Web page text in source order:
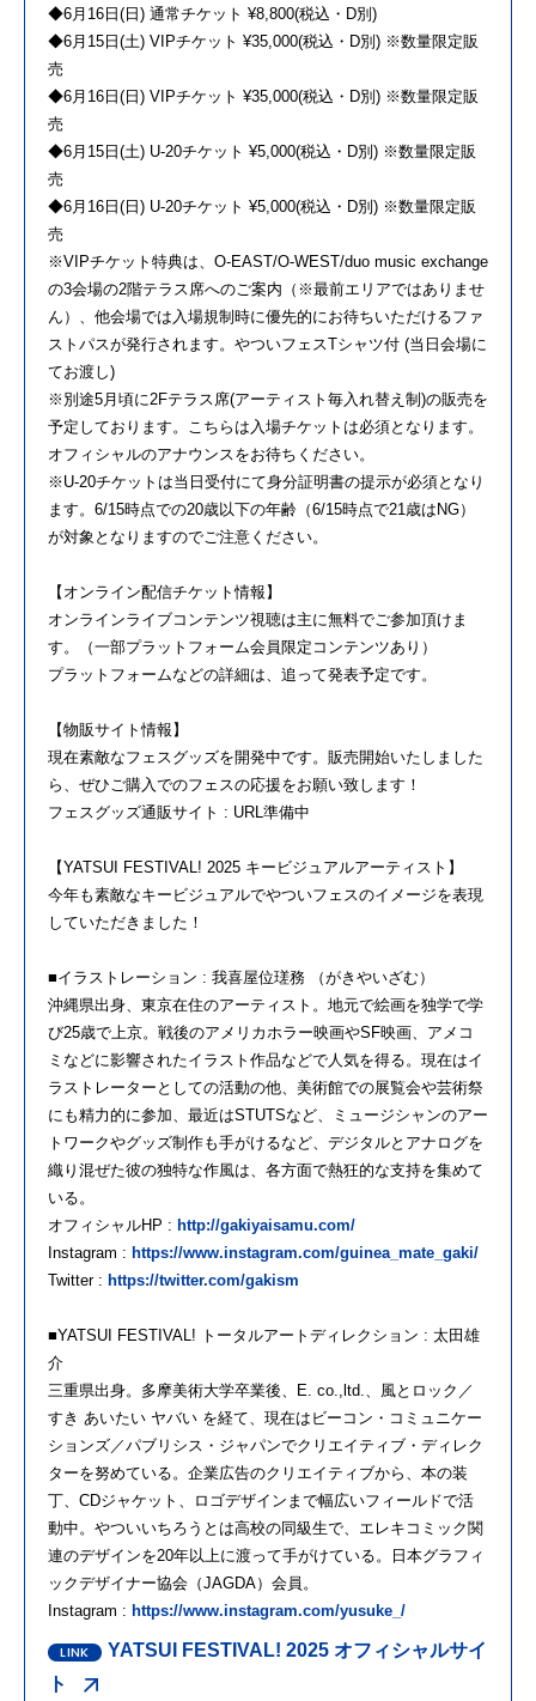
◆6月16日(日) 通常チケット ¥8,800(税込・D別)
◆6月15日(土) VIPチケット ¥35,000(税込・D別) ※数量限定販
売
◆6月16日(日) VIPチケット ¥35,000(税込・D別) ※数量限定販
売
◆6月15日(土) U-20チケット ¥5,000(税込・D別) ※数量限定販
売
◆6月16日(日) U-20チケット ¥5,000(税込・D別) ※数量限定販
売
※VIPチケット特典は、O-EAST/O-WEST/duo music exchange
の3会場の2階テラス席へのご案内（※最前エリアではありませ
ん）、他会場では入場規制時に優先的にお待ちいただけるファ
ストパスが発行されます。やついフェスTシャツ付 (当日会場に
てお渡し)
※別途5月頃に2Fテラス席(アーティスト毎入れ替え制)の販売を
予定しております。こちらは入場チケットは必須となります。
オフィシャルのアナウンスをお待ちください。
※U-20チケットは当日受付にて身分証明書の提示が必須となり
ます。6/15時点での20歳以下の年齢（6/15時点で21歳はNG）
が対象となりますのでご注意ください。
【オンライン配信チケット情報】
オンラインライブコンテンツ視聴は主に無料でご参加頂けま
す。（一部プラットフォーム会員限定コンテンツあり）
プラットフォームなどの詳細は、追って発表予定です。
【物販サイト情報】
現在素敵なフェスグッズを開発中です。販売開始いたしました
ら、ぜひご購入でのフェスの応援をお願い致します！
フェスグッズ通販サイト : URL準備中
【YATSUI FESTIVAL! 2025 キービジュアルアーティスト】
今年も素敵なキービジュアルでやついフェスのイメージを表現
していただきました！
■イラストレーション : 我喜屋位瑳務 （がきやいざむ）
沖縄県出身、東京在住のアーティスト。地元で絵画を独学で学
び25歳で上京。戦後のアメリカホラー映画やSF映画、アメコ
ミなどに影響されたイラスト作品などで人気を得る。現在はイ
ラストレーターとしての活動の他、美術館での展覧会や芸術祭
にも精力的に参加、最近はSTUTSなど、ミュージシャンのアー
トワークやグッズ制作も手がけるなど、デジタルとアナログを
織り混ぜた彼の独特な作風は、各方面で熱狂的な支持を集めて
いる。
オフィシャルHP : http://gakiyaisamu.com/
Instagram : https://www.instagram.com/guinea_mate_gaki/
Twitter : https://twitter.com/gakism
■YATSUI FESTIVAL! トータルアートディレクション : 太田雄
介
三重県出身。多摩美術大学卒業後、E. co.,ltd.、風とロック／
すき あいたい ヤバい を経て、現在はビーコン・コミュニケー
ションズ／パブリシス・ジャパンでクリエイティブ・ディレク
ターを努めている。企業広告のクリエイティブから、本の装
丁、CDジャケット、ロゴデザインまで幅広いフィールドで活
動中。やついいちろうとは高校の同級生で、エレキコミック関
連のデザインを20年以上に渡って手がけている。日本グラフィ
ックデザイナー協会（JAGDA）会員。
Instagram : https://www.instagram.com/yusuke_/
YATSUI FESTIVAL! 2025 オフィシャルサイ
ト